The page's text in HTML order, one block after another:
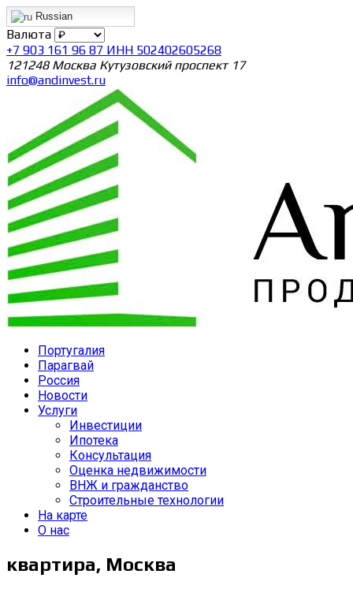
Russian
Валюта
+7 903 161 96 87 ИНН 502402605268
121248 Москва Кутузовский проспект 17
info@andinvest.ru
Португалия
Парагвай
Россия
Новости
Услуги
Инвестиции
Ипотека
Консультация
Оценка недвижимости
ВНЖ и гражданство
Строительные технологии
На карте
О нас
квартира, Москва